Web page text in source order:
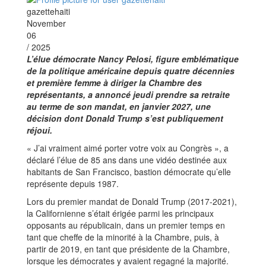
gazettehaiti
November
06
/ 2025
L’élue démocrate Nancy Pelosi, figure emblématique
de la politique américaine depuis quatre décennies
et première femme à diriger la Chambre des
représentants, a annoncé jeudi prendre sa retraite
au terme de son mandat, en janvier 2027, une
décision dont Donald Trump s’est publiquement
réjoui.
« J’ai vraiment aimé porter votre voix au Congrès », a
déclaré l’élue de 85 ans dans une vidéo destinée aux
habitants de San Francisco, bastion démocrate qu’elle
représente depuis 1987.
Lors du premier mandat de Donald Trump (2017-2021),
la Californienne s’était érigée parmi les principaux
opposants au républicain, dans un premier temps en
tant que cheffe de la minorité à la Chambre, puis, à
partir de 2019, en tant que présidente de la Chambre,
lorsque les démocrates y avaient regagné la majorité.